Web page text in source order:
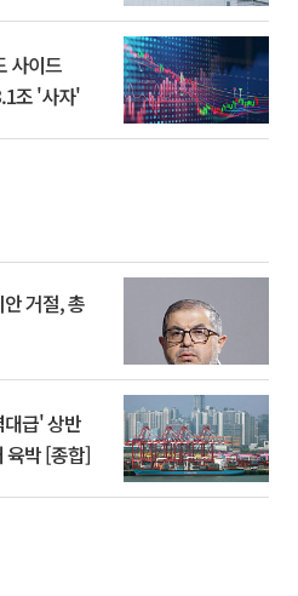
사이드
조 '사자'
급' 상반
육박 [종합]